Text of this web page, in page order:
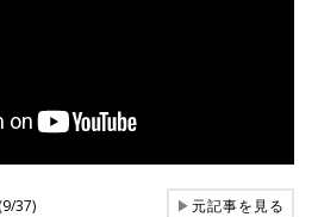
37) ▶元記事を見る